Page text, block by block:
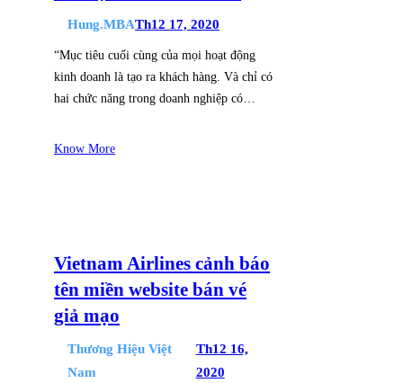
Hung.MBATh12 17, 2020
“Mục tiêu cuối cùng của mọi hoạt động
kinh doanh là tạo ra khách hàng. Và chỉ có
hai chức năng trong doanh nghiệp có…
Know More
Vietnam Airlines cảnh báo
tên miền website bán vé
giả mạo
Thương Hiệu Việt
Nam
Th12 16,
2020